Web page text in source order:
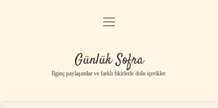
Anasayfa
Yasal Uyarı
menüyü
Günlük Sofra
İlginç paylaşımlar ve farklı fikirlerle dolu içerikler.